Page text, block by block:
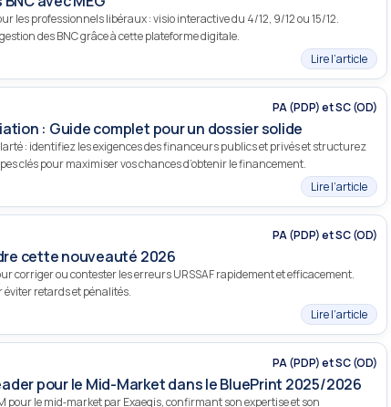
les professionnels libéraux : visio interactive du 4/12, 9/12 ou 15/12.
des BNC grâce à cette plateforme digitale.
Lire l’article
PA (PDP) et SC (OD)
: Guide complet pour un dossier solide
: identifiez les exigences des financeurs publics et privés et structurez
clés pour maximiser vos chances d’obtenir le financement.
Lire l’article
PA (PDP) et SC (OD)
cette nouveauté 2026
corriger ou contester les erreurs URSSAF rapidement et efficacement.
retards et pénalités.
Lire l’article
PA (PDP) et SC (OD)
pour le Mid-Market dans le BluePrint 2025/2026
pour le mid‑market par Exaegis, confirmant son expertise et son